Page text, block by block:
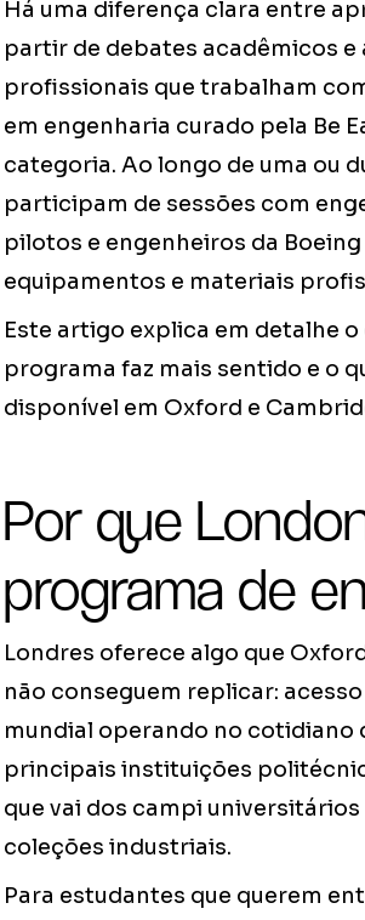
Há uma diferença clara entre
partir de debates acadêmicos
profissionais que trabalham
em engenharia curado pela Be
categoria. Ao longo de uma ou
participam de sessões com
pilotos e engenheiros da
equipamentos e materiais
Este artigo explica em detalhe
programa faz mais sentido e o
disponível em Oxford e
Por que
programa de
Londres oferece algo que
não conseguem replicar:
mundial operando no cotidiano
principais instituições
que vai dos campi
coleções industriais.
Para estudantes que querem